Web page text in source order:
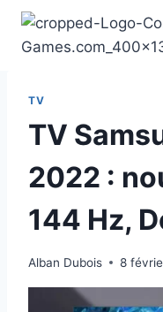
Aller
contenu
TV
TV
2022 :
144 Hz,
Alban Dubois 8